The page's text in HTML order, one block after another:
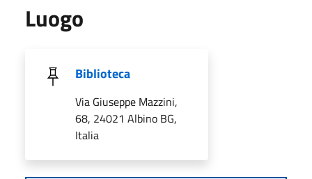
Luogo
Biblioteca
Via Giuseppe Mazzini,
68, 24021 Albino BG,
Italia